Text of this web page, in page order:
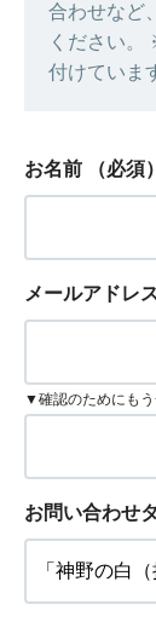
合わせなど
ください。
付けていま
お名前 （必須）
メールアドレ
▼確認のためにもう
お問い合わせ